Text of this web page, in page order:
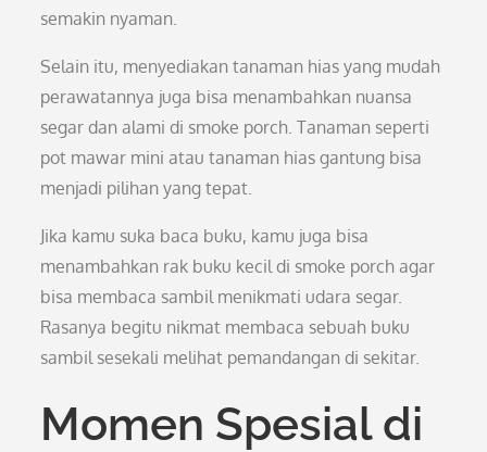
semakin nyaman.
Selain itu, menyediakan tanaman hias yang mudah
perawatannya juga bisa menambahkan nuansa
segar dan alami di smoke porch. Tanaman seperti
pot mawar mini atau tanaman hias gantung bisa
menjadi pilihan yang tepat.
Jika kamu suka baca buku, kamu juga bisa
menambahkan rak buku kecil di smoke porch agar
bisa membaca sambil menikmati udara segar.
Rasanya begitu nikmat membaca sebuah buku
sambil sesekali melihat pemandangan di sekitar.
Momen Spesial di